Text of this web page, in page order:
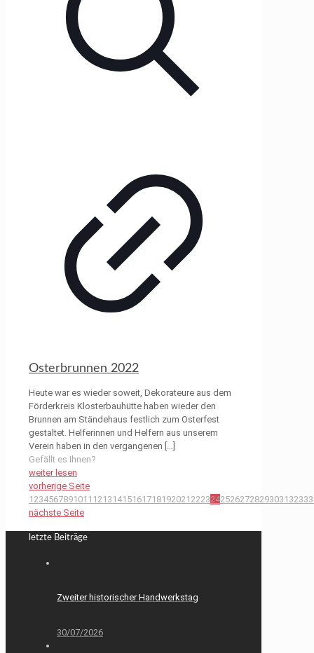
Osterbrunnen 2022
Heute war es wieder soweit, Dekorateure aus dem
Förderkreis Klosterbauhütte haben wieder den
Brunnen am Ständehaus festlich zum Osterfest
gestaltet. Helferinnen und Helfern aus unserem
Verein haben in den vergangenen […]
Gefällt es Ihnen?
weiter lesen
vorherige Seite
1 234567891011 12131415161718192021 22232425262728293031 3233
nächste Seite
letzte Beiträge
Zweiter historischer Handwerkstag
30/07/2026